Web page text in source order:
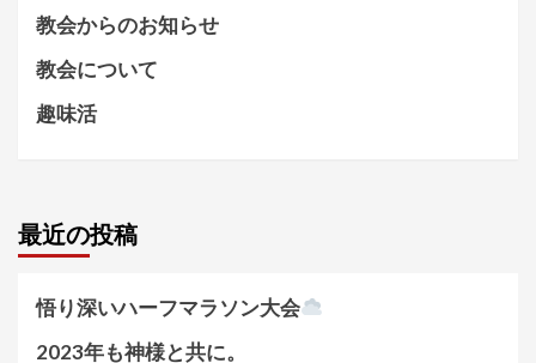
教会からのお知らせ
教会について
趣味活
最近の投稿
悟り深いハーフマラソン大会
2023年も神様と共に。